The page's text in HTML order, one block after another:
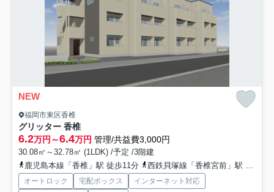
NEW
福岡市東区香椎
グリッター 香椎
6.2万円～6.4万円 管理/共益費3,000円
30.08㎡～32.78㎡ (1LDK) /予定 /3階建
鹿児島本線「香椎」駅 徒歩11分
西鉄貝塚線「香椎宮前」駅 徒歩11分
オートロック 宅配ボックス
インターネット対応